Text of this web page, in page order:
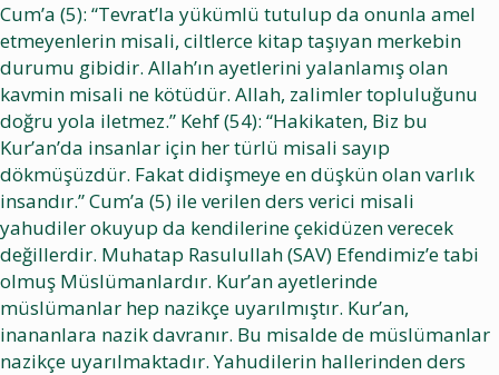
Cum’a (5): “Tevrat’la yükümlü tutulup da onunla amel
etmeyenlerin misali, ciltlerce kitap taşıyan merkebin
durumu gibidir. Allah’ın ayetlerini yalanlamış olan
kavmin misali ne kötüdür. Allah, zalimler topluluğunu
doğru yola iletmez.” Kehf (54): “Hakikaten, Biz bu
Kur’an’da insanlar için her türlü misali sayıp
dökmüşüzdür. Fakat didişmeye en düşkün olan varlık
insandır.” Cum’a (5) ile verilen ders verici misali
yahudiler okuyup da kendilerine çekidüzen verecek
değillerdir. Muhatap Rasulullah (SAV) Efendimiz’e tabi
olmuş Müslümanlardır. Kur’an ayetlerinde
müslümanlar hep nazikçe uyarılmıştır. Kur’an,
inananlara nazik davranır. Bu misalde de müslümanlar
nazikçe uyarılmaktadır. Yahudilerin hallerinden ders